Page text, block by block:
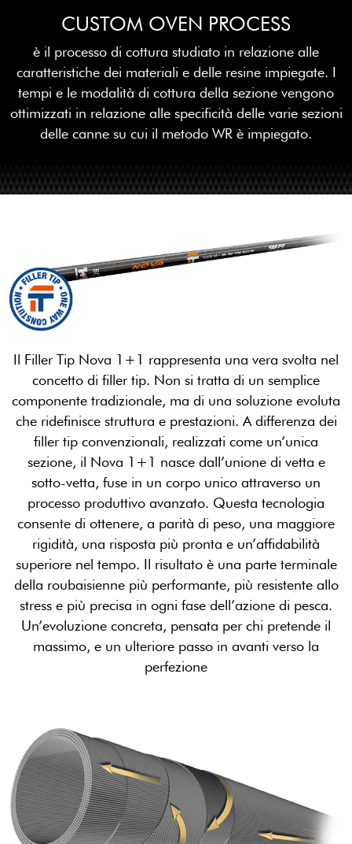
CUSTOM OVEN PROCESS
è il processo di cottura studiato in relazione alle
caratteristiche dei materiali e delle resine impiegate. I
tempi e le modalità di cottura della sezione vengono
ottimizzati in relazione alle specificità delle varie sezioni
delle canne su cui il metodo WR è impiegato.
Il Filler Tip Nova 1+1 rappresenta una vera svolta nel
concetto di filler tip. Non si tratta di un semplice
componente tradizionale, ma di una soluzione evoluta
che ridefinisce struttura e prestazioni. A differenza dei
filler tip convenzionali, realizzati come un’unica
sezione, il Nova 1+1 nasce dall’unione di vetta e
sotto-vetta, fuse in un corpo unico attraverso un
processo produttivo avanzato. Questa tecnologia
consente di ottenere, a parità di peso, una maggiore
rigidità, una risposta più pronta e un’affidabilità
superiore nel tempo. Il risultato è una parte terminale
della roubaisienne più performante, più resistente allo
stress e più precisa in ogni fase dell’azione di pesca.
Un’evoluzione concreta, pensata per chi pretende il
massimo, e un ulteriore passo in avanti verso la
perfezione